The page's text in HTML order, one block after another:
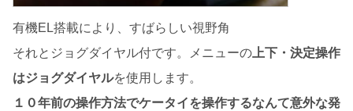
有機EL搭載により、すばらしい視野角
それとジョグダイヤル付です。メニューの 上下・決定操作
はジョグダイヤルを使用します。
１０年前の操作方法でケータイを操作するなんて意外な発